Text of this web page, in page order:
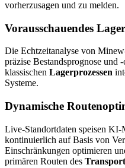
vorherzusagen und zu melden.
Vorausschauendes
Die Echtzeitanalyse von
präzise Bestandsprognose und
klassischen Lagerprozessen
Systeme.
Dynamische
Live-Standortdaten speisen
kontinuierlich auf Basis von
Einschränkungen optimieren
primären Routen des